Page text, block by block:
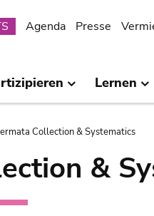
Agenda Presse
Lernen
Collection & Systematics
&